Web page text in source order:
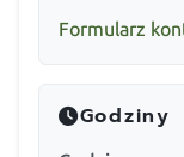
Formularz
Godziny